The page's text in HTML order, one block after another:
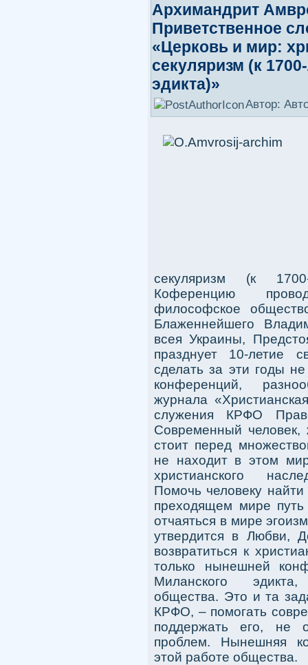
Архимандрит
Приветственное
«Церковь и мир:
секуляризм (к
эдикта)»
Автор:
секуляризм (к
Коференцию
философское
Блаженнейшего
всея Украины,
празднует 10-летие
сделать за эти годы
конференций,
журнала
служения КРФО
Современный человек,
стоит перед
не находит в этом
христианского
Помочь человеку
преходящем мире
отчаяться в мире
утвердится в Любви,
возвратиться к
только нынешней
Миланского
общества. Это и та
КРФО, – помогать
поддержать его, не
проблем. Нынешняя
этой работе общества.